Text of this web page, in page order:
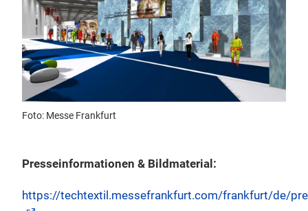
Foto: Messe Frankfurt
Presseinformationen & Bildmaterial:
https://techtextil.messefrankfurt.com/frankfurt/de/